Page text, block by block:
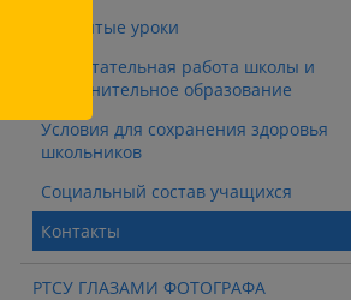
Открытые уроки
Воспитательная работа школы и
дополнительное образование
Условия для сохранения здоровья
школьников
Социальный состав учащихся
Контакты
РТСУ ГЛАЗАМИ ФОТОГРАФА